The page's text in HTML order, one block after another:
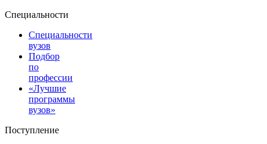
Специальности
Специальности
вузов
Подбор
по
профессии
«Лучшие
программы
вузов»
Поступление